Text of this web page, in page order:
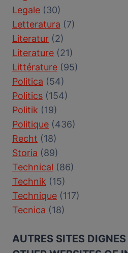
Legale (30)
Letteratura (7)
Literatur (2)
Literature (21)
Littérature (95)
Politica (54)
Politics (154)
Politik (19)
Politique (436)
Recht (18)
Storia (89)
Technical (86)
Technik (15)
Technique (117)
Tecnica (18)
AUTRES SITES